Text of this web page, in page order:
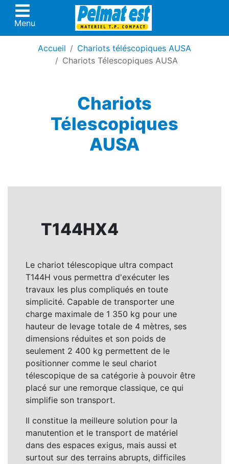
Menu
Accueil
Chariots téléscopiques AUSA
Chariots Télescopiques AUSA
Chariots
Télescopiques
AUSA
T144HX4
Le chariot télescopique ultra compact
T144H vous permettra d'exécuter les
travaux les plus compliqués en toute
simplicité. Capable de transporter une
charge maximale de 1 350 kg pour une
hauteur de levage totale de 4 mètres, ses
dimensions réduites et son poids de
seulement 2 400 kg permettent de le
positionner comme le seul chariot
télescopique de sa catégorie à pouvoir être
placé sur une remorque classique, ce qui
simplifie son transport.
Il constitue la meilleure solution pour la
manutention et le transport de matériel
dans des espaces exigus, mais aussi et
surtout sur des terrains abrupts, difficiles